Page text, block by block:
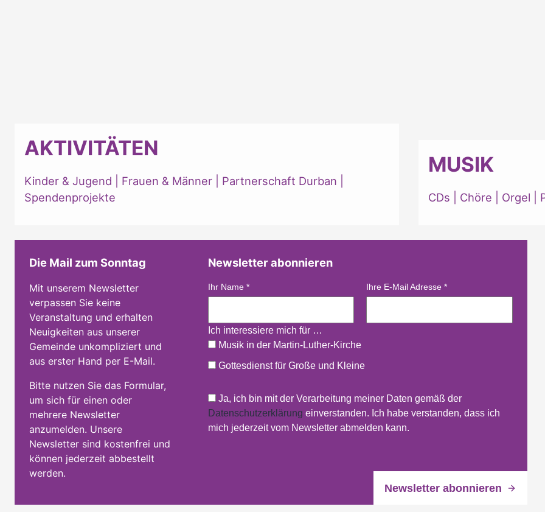
AKTIVITÄTEN
Kinder & Jugend Frauen & Männer Partnerschaft Durban
Spendenprojekte
MUSIK
CDs Chöre Orgel
Die Mail zum Sonntag
Mit unserem Newsletter
verpassen Sie keine
Veranstaltung und erhalten
Neuigkeiten aus unserer
Gemeinde unkompliziert und
aus erster Hand per E-Mail.
Bitte nutzen Sie das Formular,
um sich für einen oder
mehrere Newsletter
anzumelden. Unsere
Newsletter sind kostenfrei und
können jederzeit abbestellt
werden.
Newsletter abonnieren
Ihr Name* Ihre E-Mail Adresse*
Ich interessiere mich für …
Musik in der Martin-Luther-Kirche
Gottesdienst für Große und Kleine
Ja, ich bin mit der Verarbeitung meiner Daten gemäß der
Datenschutzerklärung einverstanden. Ich habe verstanden, dass ich
mich jederzeit vom Newsletter abmelden kann.